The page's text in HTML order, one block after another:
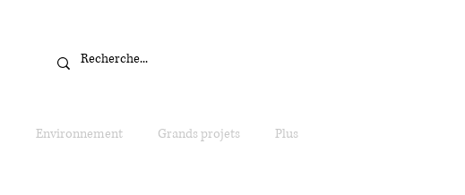
Environnement Grands projets Plus